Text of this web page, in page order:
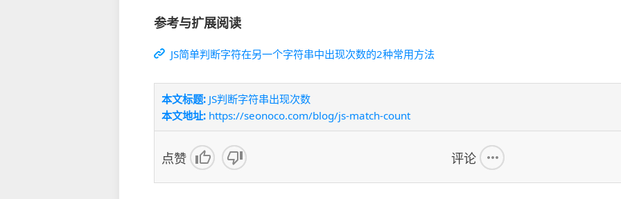
参考与扩展阅读
JS简单判断字符在另一个字符串中出现次数的2种常用方法
本文标题: JS判断字符串出现次数
本文地址: https://seonoco.com/blog/js-match-count
点赞 评论